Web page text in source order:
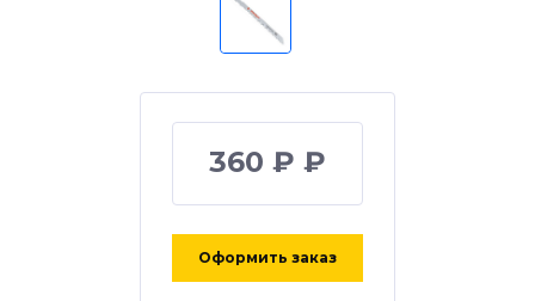
360 ₽ ₽
Оформить заказ